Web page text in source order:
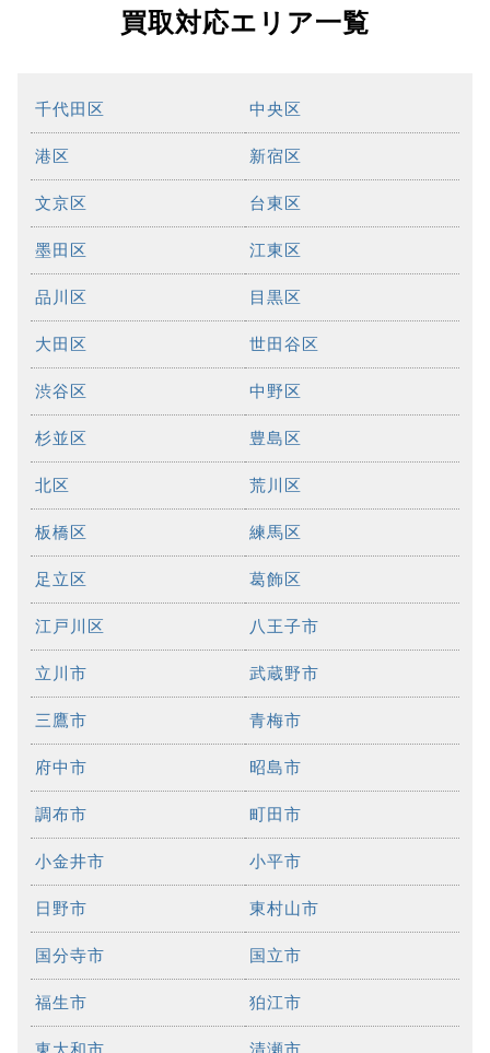
買取対応エリア一覧
千代田区 中央区
港区 新宿区
文京区 台東区
墨田区 江東区
品川区 目黒区
大田区 世田谷区
渋谷区 中野区
杉並区 豊島区
北区 荒川区
板橋区 練馬区
足立区 葛飾区
江戸川区 八王子市
立川市 武蔵野市
三鷹市 青梅市
府中市 昭島市
調布市 町田市
小金井市 小平市
日野市 東村山市
国分寺市 国立市
福生市 狛江市